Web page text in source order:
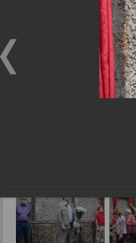
Главная
"Память сердца. Немеркнущий
"Память сердца.